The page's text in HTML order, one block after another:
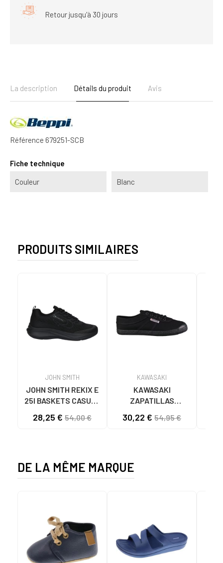
Retour jusqu'à 30 jours
La description Détails du produit Avis
Référence 679251-SCB
Fiche technique
Couleur Blanc
PRODUITS SIMILAIRES
JOHN SMITH
JOHN SMITH REKIX E
25I BASKETS CASUAL
28,25 € 54,00 €
KAWASAKI
KAWASAKI
ZAPATILLAS
CANVAS K192495
30,22 € 54,95 €
DE LA MÊME MARQUE